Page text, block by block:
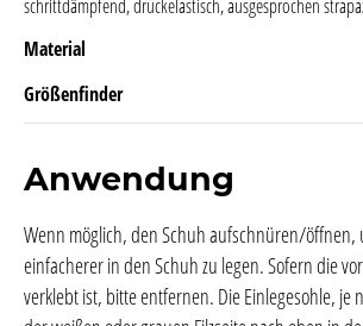
schrittdämpfend, druckelastisch, ausgesprochen
Material
Größenfinder
Anwendung
Wenn möglich, den Schuh aufschnüren/öffnen,
einfacherer in den Schuh zu legen. Sofern die
verklebt ist, bitte entfernen. Die Einlegesohle, je